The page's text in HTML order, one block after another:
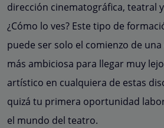
dirección cinematográfica, teatral
¿Cómo lo ves? Este tipo de
puede ser solo el comienzo de
más ambiciosa para llegar muy
artístico en cualquiera de estas
quizá tu primera oportunidad
el mundo del teatro.